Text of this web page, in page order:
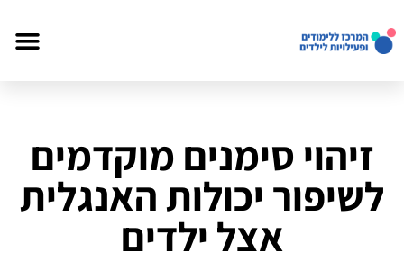
זיהוי סימנים מוקדמים
לשיפור יכולות האנגלית
אצל ילדים